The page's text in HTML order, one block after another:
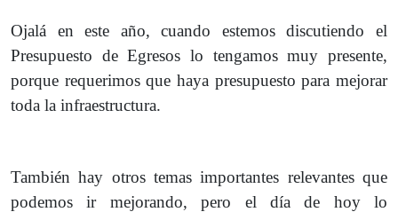
Ojalá en este año, cuando estemos discutiendo el
Presupuesto de Egresos lo tengamos muy presente,
porque requerimos que haya presupuesto para mejorar
toda la infraestructura.
También hay otros temas importantes relevantes que
podemos ir mejorando, pero el día de hoy lo